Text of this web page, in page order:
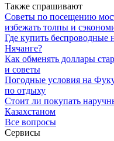
Также спрашивают
Советы по посещению
избежать толпы и
Где купить беспроводные
Нячанге?
Как обменять доллары
и советы
Погодные условия на
по отдыху
Стоит ли покупать
Казахстаном
Все вопросы
Сервисы